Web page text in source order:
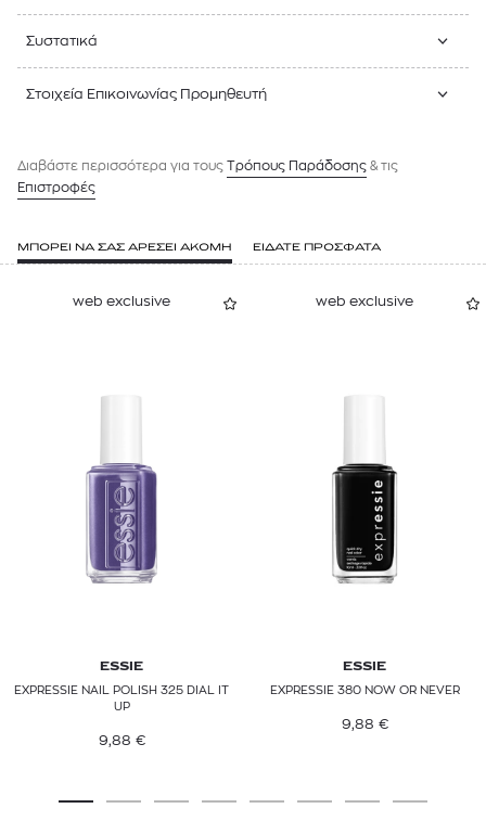
Συστατικά
Στοιχεία Επικοινωνίας Προμηθευτή
Διαβάστε περισσότερα για τους Tρόπους Παράδοσης & τις
Επιστροφές
ΜΠΟΡΕΙ ΝΑ ΣΑΣ ΑΡΕΣΕΙ ΑΚΟΜΗ ΕΙΔΑΤΕ ΠΡΟΣΦΑΤΑ
web exclusive
ESSIE
EXPRESSIE NAIL POLISH 325 DIAL IT
UP
9,88 €
web exclusive
ESSIE
EXPRESSIE 380 NOW OR NEVER
9,88 €